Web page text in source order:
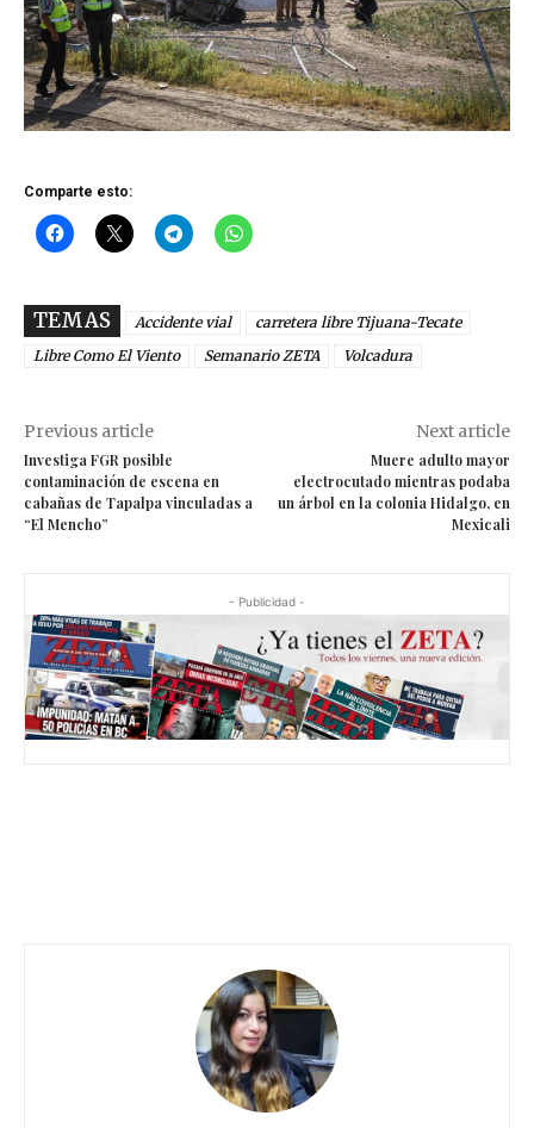
Comparte esto:
TEMAS Accidente vial
carretera libre Tijuana-Tecate
Libre Como El Viento
Semanario ZETA Volcadura
Previous article
Investiga FGR posible
contaminación de escena en
cabañas de Tapalpa vinculadas a
“El Mencho”
Next article
Muere adulto mayor
electrocutado mientras podaba
un árbol en la colonia Hidalgo, en
Mexicali
- Publicidad -